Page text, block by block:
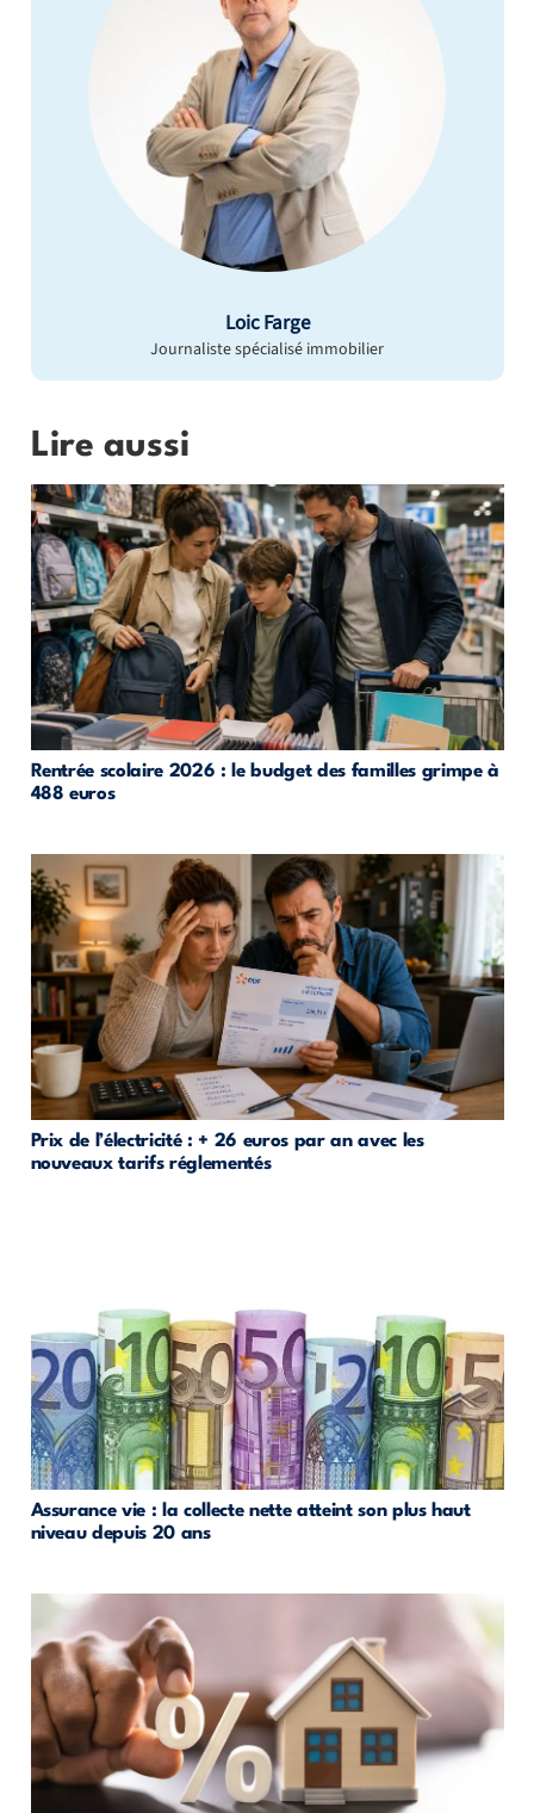
Loic Farge
Journaliste spécialisé immobilier
Lire aussi
Rentrée scolaire 2026 : le budget des familles grimpe à
488 euros
Prix de l’électricité : + 26 euros par an avec les
nouveaux tarifs réglementés
Assurance vie : la collecte nette atteint son plus haut
niveau depuis 20 ans